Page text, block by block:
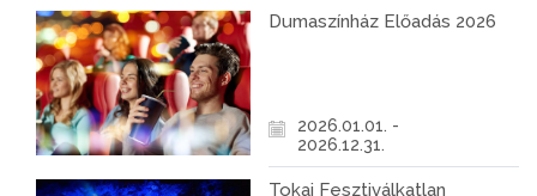
Dumaszínház Előadás 2026
2026.01.01. -
2026.12.31.
Tokaj Fesztiválkatlan